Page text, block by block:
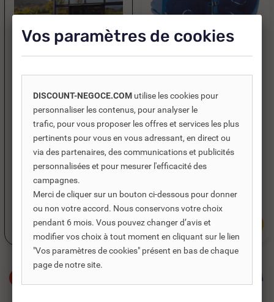
Échangez avec un expert
et trouvez la solution
adaptée en prenant
Je prends rendez-vous
BOÎTE
D'ENCASTREMENT
MULTIMATÉRIAUX
DOUBLE ENTRAXE...
3,75 € TTC
3,13 €HT
Ajouter au panier
Vos paramètres de cookies
DISCOUNT-NEGOCE.COM utilise les cookies pour
personnaliser les contenus, pour analyser le
trafic, pour vous proposer les offres et services les plus
pertinents pour vous en vous adressant, en direct ou
via des partenaires, des communications et publicités
personnalisées et pour mesurer l'efficacité des
campagnes.
Merci de cliquer sur un bouton ci-dessous pour donner
ou non votre accord. Nous conservons votre choix
pendant 6 mois. Vous pouvez changer d’avis et
modifier vos choix à tout moment en cliquant sur le lien
"Vos paramètres de cookies" présent en bas de chaque
page de notre site.